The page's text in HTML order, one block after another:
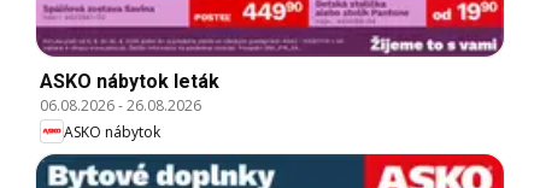
ASKO nábytok leták
06.08.2026-26.08.2026
ASKO nábytok